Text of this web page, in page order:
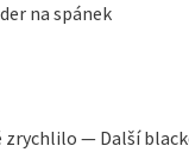
na spánek
zrychlilo — Další